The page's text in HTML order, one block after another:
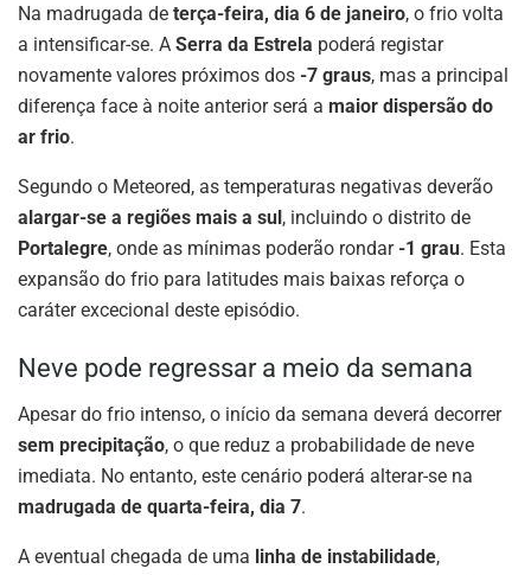
Na madrugada de terça-feira, dia 6 de janeiro, o frio volta
a intensificar-se. A Serra da Estrela poderá registar
novamente valores próximos dos -7 graus, mas a principal
diferença face à noite anterior será a maior dispersão do
ar frio.
Segundo o Meteored, as temperaturas negativas deverão
alargar-se a regiões mais a sul, incluindo o distrito de
Portalegre, onde as mínimas poderão rondar -1 grau. Esta
expansão do frio para latitudes mais baixas reforça o
caráter excecional deste episódio.
Neve pode regressar a meio da semana
Apesar do frio intenso, o início da semana deverá decorrer
sem precipitação, o que reduz a probabilidade de neve
imediata. No entanto, este cenário poderá alterar-se na
madrugada de quarta-feira, dia 7.
A eventual chegada de uma linha de instabilidade,